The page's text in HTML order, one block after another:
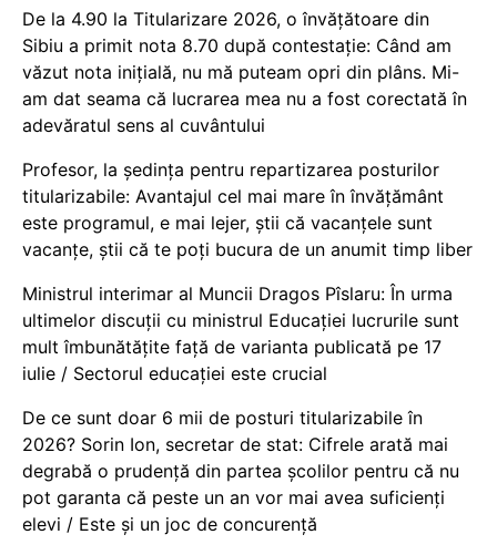
De la 4.90 la Titularizare 2026, o învățătoare din
Sibiu a primit nota 8.70 după contestație: Când am
văzut nota inițială, nu mă puteam opri din plâns. Mi-
am dat seama că lucrarea mea nu a fost corectată în
adevăratul sens al cuvântului
Profesor, la ședința pentru repartizarea posturilor
titularizabile: Avantajul cel mai mare în învățământ
este programul, e mai lejer, știi că vacanțele sunt
vacanţe, știi că te poți bucura de un anumit timp liber
Ministrul interimar al Muncii Dragos Pîslaru: În urma
ultimelor discuții cu ministrul Educației lucrurile sunt
mult îmbunătățite față de varianta publicată pe 17
iulie / Sectorul educației este crucial
De ce sunt doar 6 mii de posturi titularizabile în
2026? Sorin Ion, secretar de stat: Cifrele arată mai
degrabă o prudență din partea școlilor pentru că nu
pot garanta că peste un an vor mai avea suficienți
elevi / Este și un joc de concurență